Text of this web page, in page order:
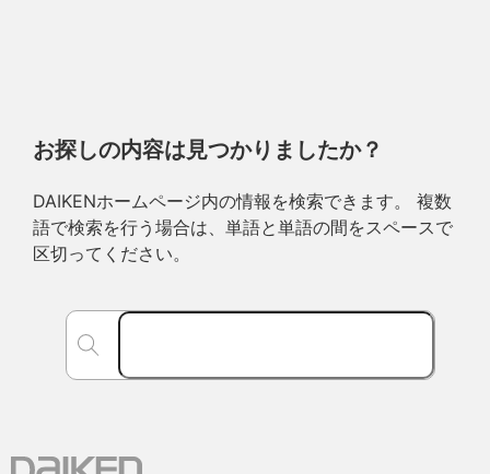
お探しの内容は見つかりましたか？
DAIKENホームページ内の情報を検索できます。 複数
語で検索を行う場合は、単語と単語の間をスペースで
区切ってください。